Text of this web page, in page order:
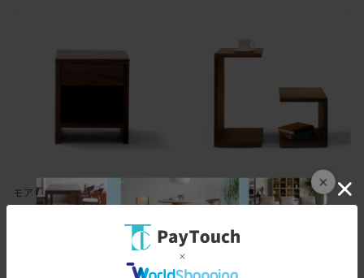
×
モアレス ナイトテーブル タンゴ サイドテーブル
561ポイント